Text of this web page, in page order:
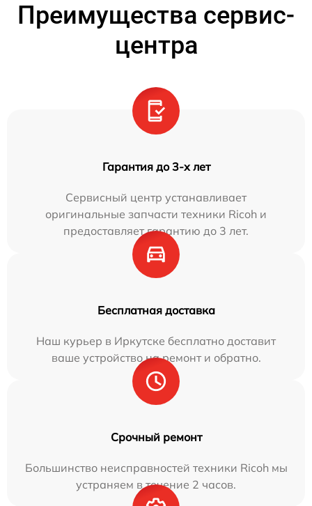
Преимущества сервис-
центра
Гарантия до 3-х лет
Сервисный центр устанавливает
оригинальные запчасти техники Ricoh и
предоставляет гарантию до 3 лет.
Бесплатная доставка
Наш курьер в Иркутске бесплатно доставит
ваше устройство на ремонт и обратно.
Срочный ремонт
Большинство неисправностей техники Ricoh мы
устраняем в течение 2 часов.